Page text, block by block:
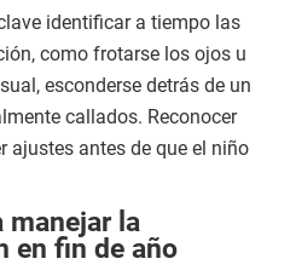
identificar a tiempo las
como frotarse los ojos u
esconderse detrás de un
callados. Reconocer
ajustes antes de que el niño
manejar la
en fin de año